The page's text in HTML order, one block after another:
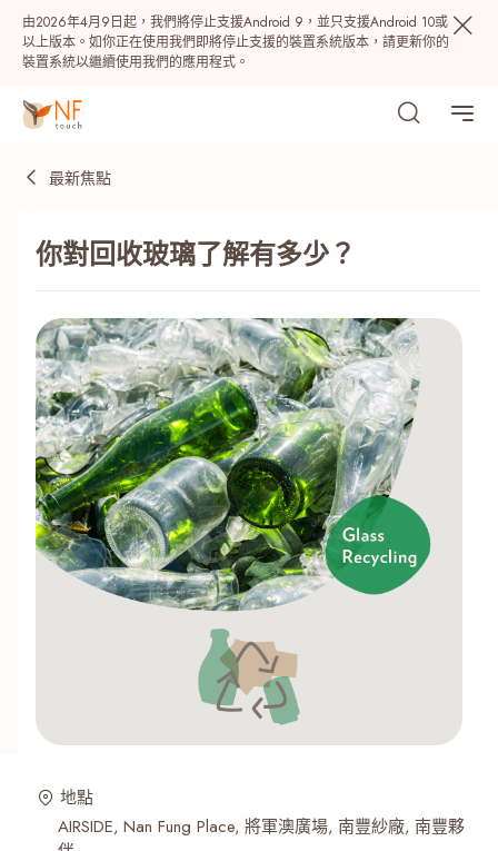
由2026年4月9日起，我們將停止支援Android 9，並只支援Android 10或
以上版本。如你正在使用我們即將停止支援的裝置系統版本，請更新你的
裝置系統以繼續使用我們的應用程式。
熱門
NF 種籽 NF Points AIRSIDE 獎賞
最近搜尋紀錄
最新焦點
你對回收玻璃了解有多少？
地點
AIRSIDE Nan Fung Place 將軍澳廣場 南豐紗廠 南豐夥